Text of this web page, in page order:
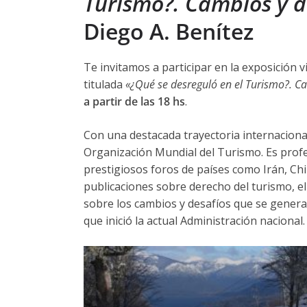
Diego A. Benítez
Te invitamos a participar en la exposición
titulada «¿Qué se desreguló en el Turismo?.
a partir de las 18 hs.
Con una destacada trayectoria
Organización Mundial del Turismo. Es
prestigiosos foros de países como Irán,
publicaciones sobre derecho del turismo,
sobre los cambios y desafíos que se
que inició la actual Administración nacional.